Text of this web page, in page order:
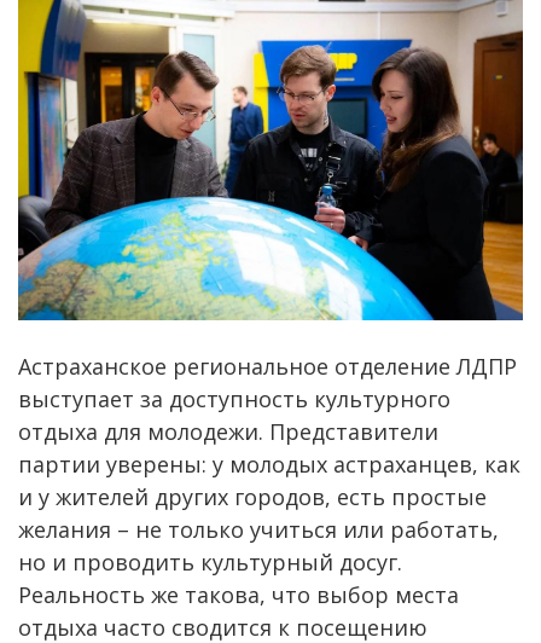
Астраханское региональное отделение ЛДПР
выступает за доступность культурного
отдыха для молодежи. Представители
партии уверены: у молодых астраханцев, как
и у жителей других городов, есть простые
желания – не только учиться или работать,
но и проводить культурный досуг.
Реальность же такова, что выбор места
отдыха часто сводится к посещению